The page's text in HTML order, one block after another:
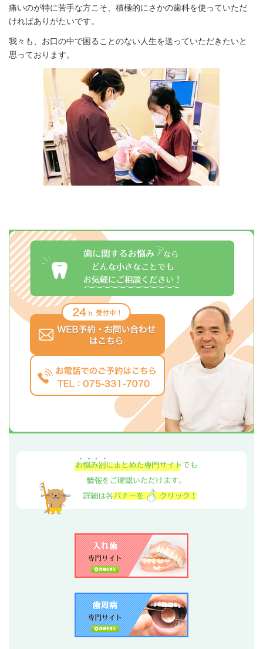
痛いのが特に苦手な方こそ、積極的にさかの歯科を使っていただ
ければありがたいです。
我々も、お口の中で困ることのない人生を送っていただきたいと
思っております。